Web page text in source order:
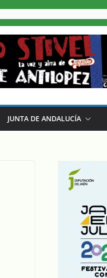
JUNTA DE ANDALUCÍA